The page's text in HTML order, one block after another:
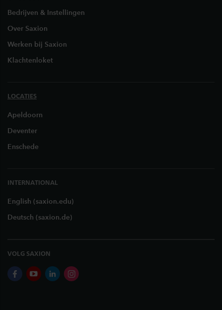
Bedrijven & Instellingen
Over Saxion
Werken bij Saxion
Klachtenloket
LOCATIES
Apeldoorn
Deventer
Enschede
INTERNATIONAL
English (saxion.edu)
Deutsch (saxion.de)
VOLG SAXION
facebookyoutubelinkedininstagram